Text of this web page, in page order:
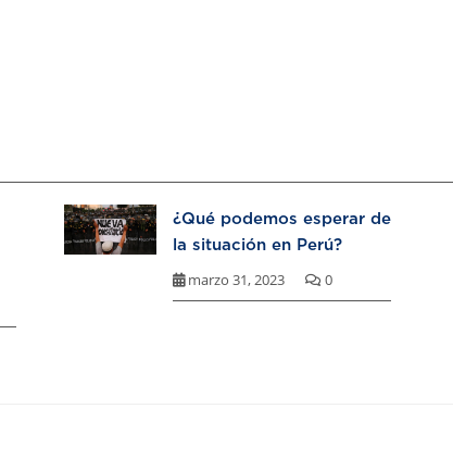
¿Qué podemos esperar de
la situación en Perú?
marzo 31, 2023 0